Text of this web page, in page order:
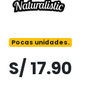
Pocas unidades.
S/ 17.90